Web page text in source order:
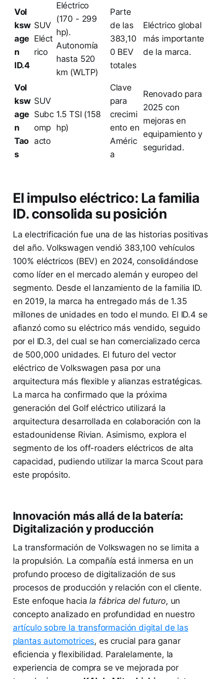
Vol
ksw
age
n
ID.4
SUV
Eléct
rico
Eléctrico
(170 - 299
hp).
Autonomía
hasta 520
km (WLTP)
Parte
de las
383,10
0 BEV
totales
Eléctrico global
más importante
de la marca.
Vol
ksw
age
n
Tao
s
SUV
Subc
omp
acto
1.5 TSI (158
hp)
Clave
para
crecimi
ento en
Améric
a
Renovado para
2025 con
mejoras en
equipamiento y
seguridad.
El impulso eléctrico: La familia
ID. consolida su posición
La electrificación fue una de las historias positivas
del año. Volkswagen vendió 383,100 vehículos
100% eléctricos (BEV) en 2024, consolidándose
como líder en el mercado alemán y europeo del
segmento. Desde el lanzamiento de la familia ID.
en 2019, la marca ha entregado más de 1.35
millones de unidades en todo el mundo. El ID.4 se
afianzó como su eléctrico más vendido, seguido
por el ID.3, del cual se han comercializado cerca
de 500,000 unidades. El futuro del vector
eléctrico de Volkswagen pasa por una
arquitectura más flexible y alianzas estratégicas.
La marca ha confirmado que la próxima
generación del Golf eléctrico utilizará la
arquitectura desarrollada en colaboración con la
estadounidense Rivian. Asimismo, explora el
segmento de los off-roaders eléctricos de alta
capacidad, pudiendo utilizar la marca Scout para
este propósito.
Innovación más allá de la batería:
Digitalización y producción
La transformación de Volkswagen no se limita a
la propulsión. La compañía está inmersa en un
profundo proceso de digitalización de sus
procesos de producción y relación con el cliente.
Este enfoque haciala fábrica del futuro, un
concepto analizado en profundidad en nuestro
artículo sobre la transformación digital de las
plantas automotrices, es crucial para ganar
eficiencia y flexibilidad. Paralelamente, la
experiencia de compra se ve mejorada por